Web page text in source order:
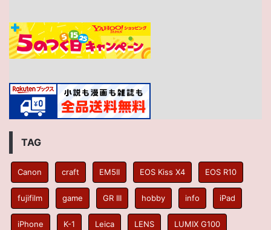
TAG
Canon craft EM5II EOS Kiss X4 EOS R10
fujifilm game GR III hobby info iPad
iPhone K-1 Leica LENS LUMIX G100